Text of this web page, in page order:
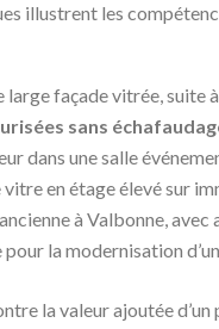
illustrent les
large façade vitrée, suite
sans
dans une salle
en étage élevé sur
à Valbonne,
la modernisation
la valeur ajoutée